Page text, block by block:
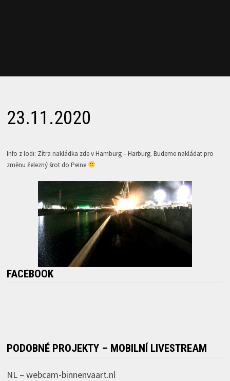
23.11.2020
Info z lodi: Zítra nakládka zde v Hamburg – Harburg. Budeme nakládat pro
změnu železný šrot do Peine
FACEBOOK
PODOBNÉ PROJEKTY – MOBILNÍ LIVESTREAM
NL – webcam-binnenvaart.nl